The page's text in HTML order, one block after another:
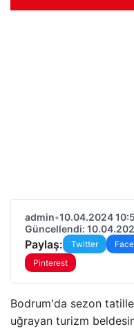
admin•10.04.2024
Güncellendi:
Paylaş: Twitter
Pinterest
Bodrum'da sezon tatille
uğrayan turizm